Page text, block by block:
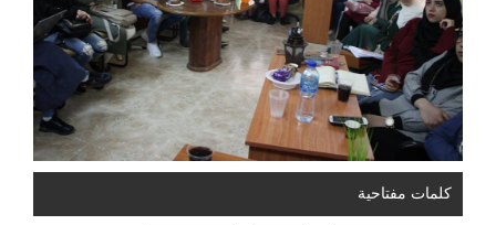
كلمات مفتاحية